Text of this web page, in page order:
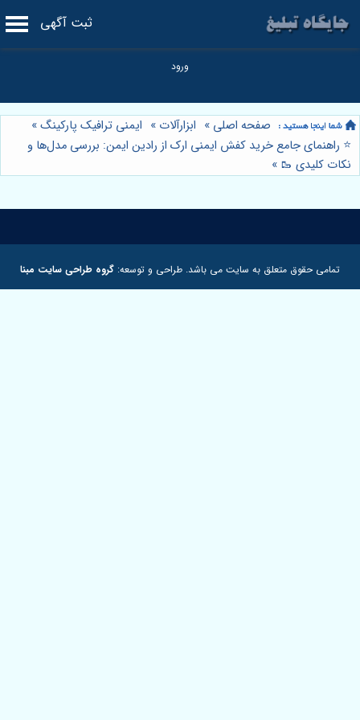
ثبت آگهی
صفحه اصلی » ابزارآلات » ایمنی ترافیک پارکینگ»
⭐️ راهنمای جامع خرید کفش ایمنی ارک از رادین ایمن: بررسی مدل‌ها و
نکات کلیدی 🥾 »
تمامی حقوق متعلق به سایت می باشد. طراحی و توسعه: گروه طراحی سایت مبنا